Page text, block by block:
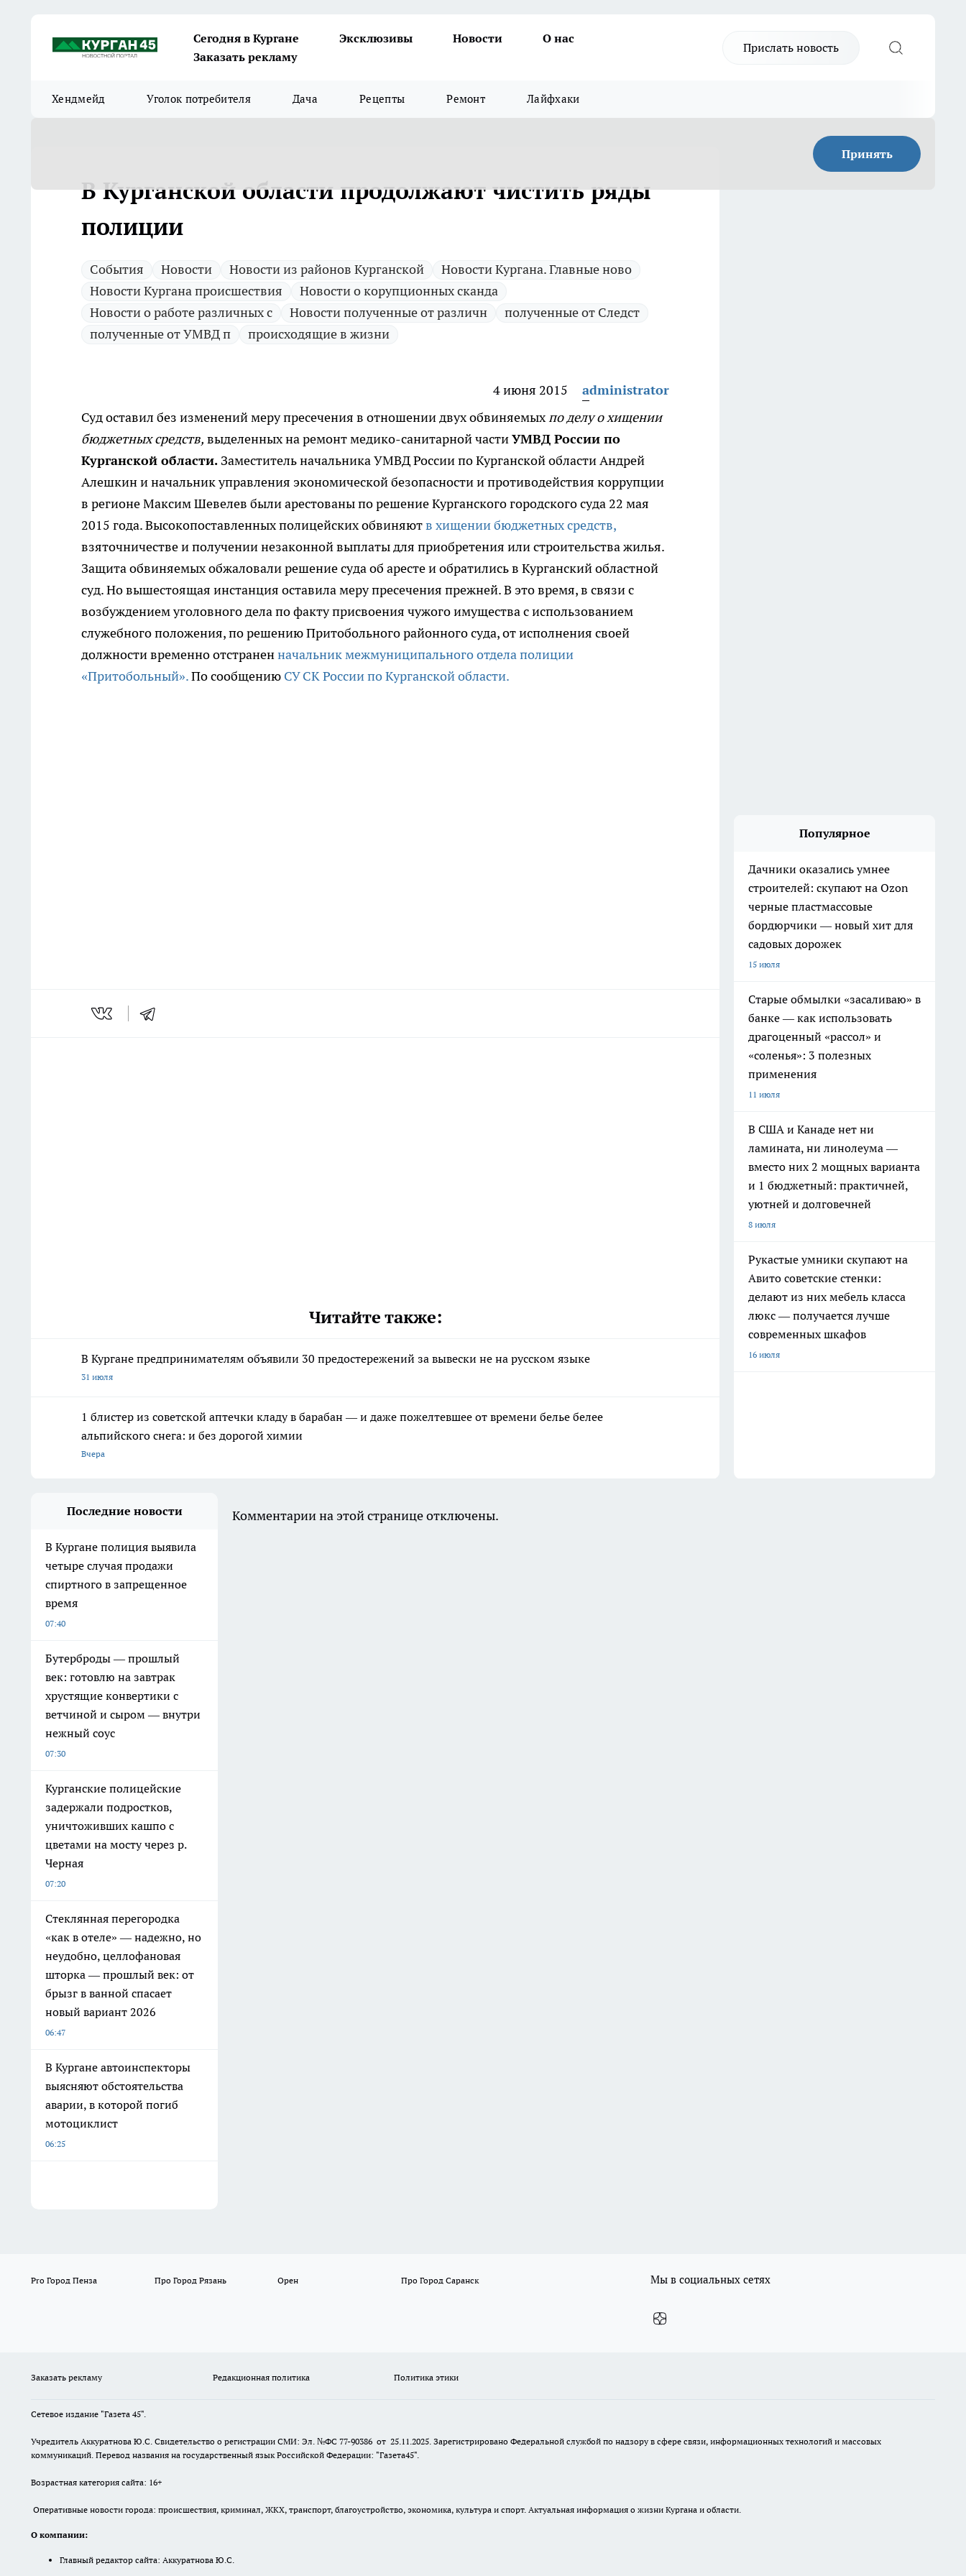
Сегодня в Кургане Эксклюзивы Новости
О нас
Заказать рекламу
Прислать новость
Хендмейд Уголок потребителя Дача Рецепты Ремонт Лайфхаки
Принять
В Курганской области продолжают чистить ряды
полиции
Cобытия Новости Новости из районов Курганской
Новости Кургана. Главные ново
Новости Кургана происшествия
Новости о корупционных сканда
Новости о работе различных с
Новости полученные от различн
полученные от Следст
полученные от УМВД п
происходящие в жизни
4 июня 2015
administrator
Суд оставил без изменений меру пресечения в отношении двух обвиняемыхпо делу о хищении
бюджетных средств, выделенных на ремонт медико-санитарной частиУМВД России по
Курганской области. Заместитель начальника УМВД России по Курганской области Андрей
Алешкин и начальник управления экономической безопасности и противодействия коррупции
в регионе Максим Шевелев были арестованы по решение Курганского городского суда 22 мая
2015 года. Высокопоставленных полицейских обвиняютв хищении бюджетных средств,
взяточничестве и получении незаконной выплаты для приобретения или строительства жилья.
Защита обвиняемых обжаловали решение суда об аресте и обратились в Курганский областной
суд. Но вышестоящая инстанция оставила меру пресечения прежней. В это время, в связи с
возбуждением уголовного дела по факту присвоения чужого имущества с использованием
служебного положения, по решению Притобольного районного суда, от исполнения своей
должности временно отстраненначальник межмуниципального отдела полиции
«Притобольный».По сообщению СУ СК России по Курганской области.
Читайте также:
В Кургане предпринимателям объявили 30 предостережений за вывески не на русском языке
31 июля
1 блистер из советской аптечки кладу в барабан — и даже пожелтевшее от времени белье белее
альпийского снега: и без дорогой химии
Вчера
Популярное
Дачники оказались умнее
строителей: скупают на Ozon
черные пластмассовые
бордюрчики — новый хит для
садовых дорожек
15 июля
Старые обмылки «засаливаю» в
банке — как использовать
драгоценный «рассол» и
«соленья»: 3 полезных
применения
11 июля
В США и Канаде нет ни
ламината, ни линолеума —
вместо них 2 мощных варианта
и 1 бюджетный: практичней,
уютней и долговечней
8 июля
Рукастые умники скупают на
Авито советские стенки:
делают из них мебель класса
люкс — получается лучше
современных шкафов
16 июля
Последние новости
В Кургане полиция выявила
четыре случая продажи
спиртного в запрещенное
время
07:40
Бутерброды — прошлый
век: готовлю на завтрак
хрустящие конвертики с
ветчиной и сыром — внутри
нежный соус
07:30
Курганские полицейские
задержали подростков,
уничтоживших кашпо с
цветами на мосту через р.
Черная
07:20
Стеклянная перегородка
«как в отеле» — надежно, но
неудобно, целлофановая
шторка — прошлый век: от
брызг в ванной спасает
новый вариант 2026
06:47
В Кургане автоинспекторы
выясняют обстоятельства
аварии, в которой погиб
мотоциклист
06:25
Комментарии на этой странице отключены.
Pro Город Пенза Про Город Рязань Орен Про Город Саранск Мы в социальных сетях
Заказать рекламу Редакционная политика Политика этики
Сетевое издание "Газета 45".
Учредитель Аккуратнова Ю.С. Свидетельство о регистрации СМИ: Эл. №ФС 77-90386 от 25.11.2025. Зарегистрировано Федеральной службой по надзору в сфере связи, информационных технологий и массовых
коммуникаций. Перевод названия на государственный язык Российской Федерации: "Газета45".
Возрастная категория сайта: 16+
Оперативные новости города: происшествия, криминал, ЖКХ, транспорт, благоустройство, экономика, культура и спорт. Актуальная информация о жизни Кургана и области.
О компании:
Главный редактор сайта: Аккуратнова Ю.С.